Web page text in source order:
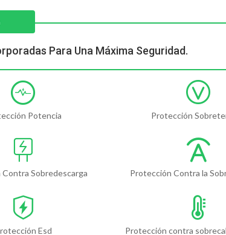
Para Una Máxima Seguridad.
Potencia Protección
Sobredescarga Protección Contra la
Esd Protección contra